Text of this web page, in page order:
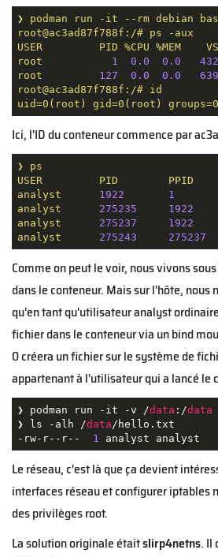
❯ podman run -it --rm debian
root@ac3ad87f788f:/#
ps
-aux
USER
PID %CPU %MEM
root
1 0.0 0.0
root
127 0.0 0.0
root@ac3ad87f788f:/#
id
uid=0(root)
gid=0(root)
Ici, l'ID du conteneur commence par
❯
ps
USER
PID PPID
analyst
1922 1
analyst
275235 1922
analyst
275237 1922
analyst
275243 275237
Comme on peut le voir, nous vivons
dans le conteneur. Mais sur l'hôte, nous
qu'en tant qu'utilisateur analyst
fichier dans le conteneur via un bind
0 créera un fichier sur le système de
appartenant à l'utilisateur qui a lancé le
❯ podman run -it -v /data :/data
❯ ls -alh /data /hello.txt
-rw-r--r-- 1 analyst analyst
Le réseau, c'est là que ça devient
interfaces réseau et configurer iptables
des privilèges root.
La solution originale étaitslirp4netns. Il